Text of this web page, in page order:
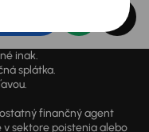
inak.
splátka.
finančný agent
sektore poistenia alebo